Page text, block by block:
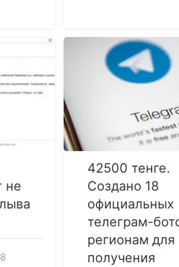
не
42500 тенге.
Создано 18
официальных
телеграм-
регионам для
получения